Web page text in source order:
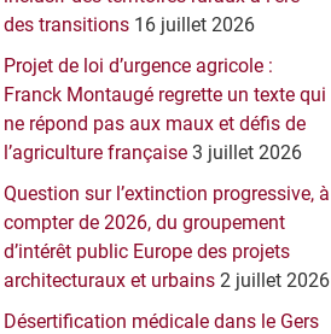
des transitions 16 juillet 2026
Projet de loi d’urgence agricole :
Franck Montaugé regrette un texte qui
ne répond pas aux maux et défis de
l’agriculture française 3 juillet 2026
Question sur l’extinction progressive, à
compter de 2026, du groupement
d’intérêt public Europe des projets
architecturaux et urbains 2 juillet 2026
Désertification médicale dans le Gers